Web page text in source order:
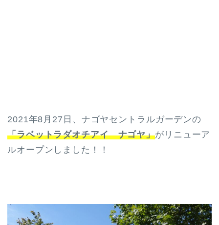
2021年8月27日、ナゴヤセントラルガーデンの
「ラベットラダオチアイ ナゴヤ」がリニューア
ルオープンしました！！